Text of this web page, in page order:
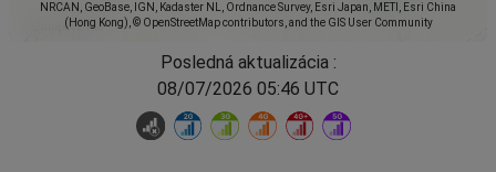
NRCAN, GeoBase, IGN, Kadaster NL, Ordnance Survey, Esri Japan, METI, Esri China
(Hong Kong), © OpenStreetMap contributors, and the GIS User Community
Posledná aktualizácia :
08/07/2026 05:46 UTC